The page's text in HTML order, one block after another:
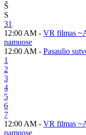
Š
S
31
12:00 AM - VR filmas
namuose
12:00 AM - Pasaulio
1
2
3
4
5
6
7
12:00 AM - VR filmas
namuose